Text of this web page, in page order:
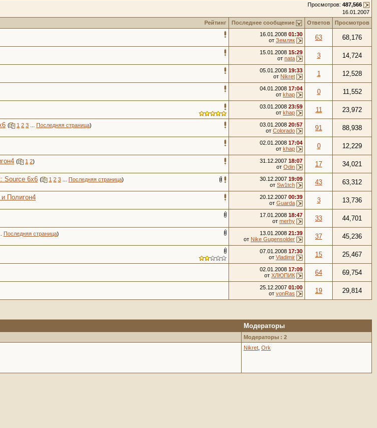
Просмотров: 487,566
16.01.2007
Рейтинг
Последнее сообщение Ответов Просмотров
16.01.2008 01:30
от Земляк 63
68,176
15.01.2008 15:29
от nata 3
14,724
05.01.2008 19:33
от Nikret 1
12,528
04.01.2008 17:04
от khap 0
11,552
03.01.2008 23:59
от khap 11
23,972
( 1 2 3 Последняя страница)
03.01.2008 20:57
от Colorado 91
88,938
02.01.2008 17:04
от khap 0
12,229
( 1 2)
31.12.2007 18:07
от Odin 17
34,021
Source 6x6 ( 1 2 3 Последняя страница)
30.12.2007 19:09
от Sw1tch 43
63,312
Полигон4 20.12.2007 00:39
от Guarda 3
13,736
17.01.2008 18:47
от merhy 33
44,701
Последняя страница)
13.01.2008 21:39
от Nike Gugensolder 37
45,236
07.01.2008 17:30
от Vladimir 15
25,467
02.01.2008 17:09
от ХЛЮПИК 64
69,754
25.12.2007 01:00
от vonRas 19 29,814
Модераторы
Модераторы : 2
Nikret Ork